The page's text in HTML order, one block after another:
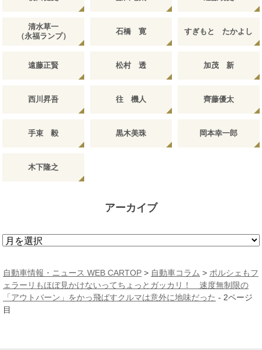
清水草一
（永福ランプ）
石橋 寛 すぎもと たかよし
遠藤正賢 松村 透 加茂 新
西川昇吾 往 機人 齊藤優太
手束 毅 黒木美珠 岡本幸一郎
木下隆之
アーカイブ
ア
カ
イ
ブ
自動車情報・ニュース WEB CARTOP > 自動車コラム > ポルシェもフ
ェラーリもほぼ見かけないってちょっとガッカリ！ 速度無制限の
「アウトバーン」をかっ飛ばすクルマは意外に地味だった - 2ページ
目